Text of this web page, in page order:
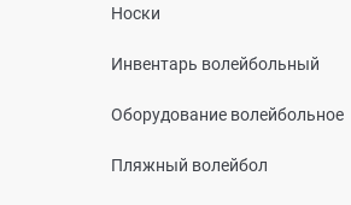
Носки
Инвентарь волейбольный
Оборудование волейбольное
Пляжный волейбол